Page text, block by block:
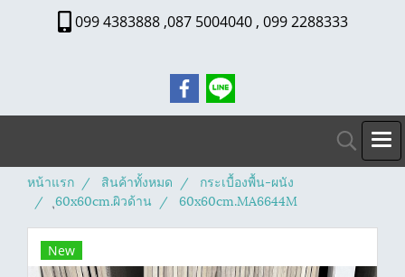
099 4383888 ,087 5004040 , 099 2288333
หน้าแรก สินค้าทั้งหมด
กระเบื้องพื้น-ผนัง
ุ60x60cm.ผิวด้าน
60x60cm.MA6644M
New